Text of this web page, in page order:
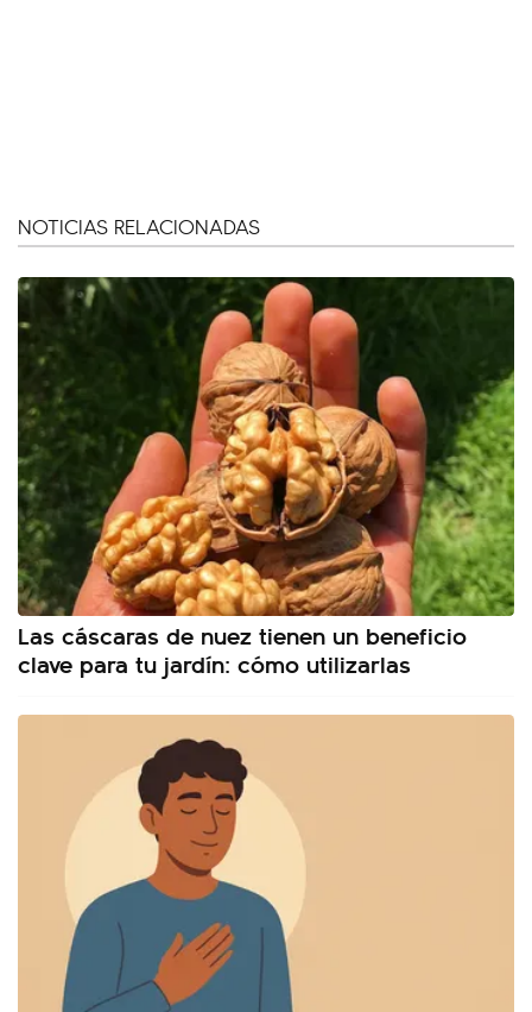
NOTICIAS RELACIONADAS
Las cáscaras de nuez tienen un beneficio
clave para tu jardín: cómo utilizarlas